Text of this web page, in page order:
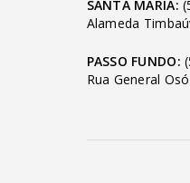
SANTA MARIA:
Alameda
PASSO FUNDO:
Rua General